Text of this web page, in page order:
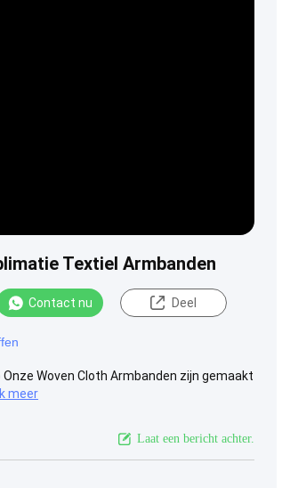
Textiel Armbanden
Contact nu Deel
Woven Cloth Armbanden zijn gemaakt
meer
Laat een bericht achter.